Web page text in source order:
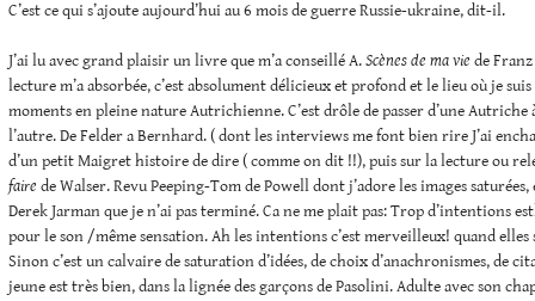
C’est ce qui s’ajoute aujourd’hui au 6 mois de guerre Russie-ukraine, dit-il.
J’ai lu avec grand plaisir un livre que m’a conseillé A.Scènes de ma vie de
lecture m’a absorbée, c’est absolument délicieux et profond et le lieu où je suis
moments en pleine nature Autrichienne. C’est drôle de passer d’une Autriche
l’autre. De Felder a Bernhard. ( dont les interviews me font bien rire J’ai
d’un petit Maigret histoire de dire ( comme on dit !!), puis sur la lecture ou
faire de Walser. Revu Peeping-Tom de Powell dont j’adore les images
Derek Jarman que je n’ai pas terminé. Ca ne me plait pas: Trop d’intentions
pour le son /même sensation. Ah les intentions c’est merveilleux! quand
Sinon c’est un calvaire de saturation d’idées, de choix d’anachronismes, de
jeune est très bien, dans la lignée des garçons de Pasolini. Adulte avec son